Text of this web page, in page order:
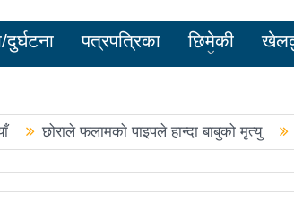
पत्रपत्रिका छिमेकी
छोराले फलामको पाइपले हान्दा बाबुको मृत्यु
जनतालाई अनावश्यक दु:ख दियो